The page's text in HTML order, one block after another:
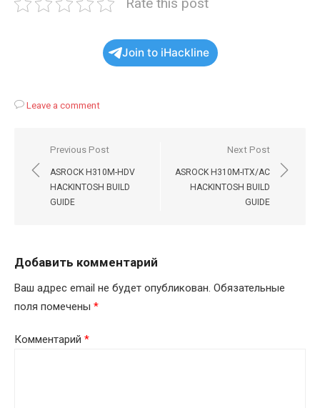
Join to iHackline
Leave a comment
Навигация
по
записям
Previous Post
ASROCK H310M-HDV
HACKINTOSH BUILD
GUIDE
Next Post
ASROCK H310M-ITX/AC
HACKINTOSH BUILD
GUIDE
Добавить комментарий
Ваш адрес email не будет опубликован. Обязательные
поля помечены *
Комментарий *